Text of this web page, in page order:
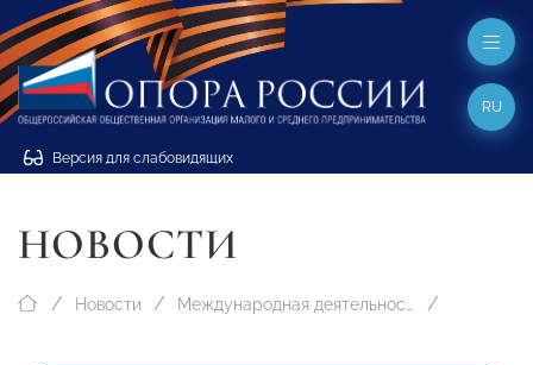
Версия для слабовидящих
RU
НОВОСТИ
Новости Международная деятельность